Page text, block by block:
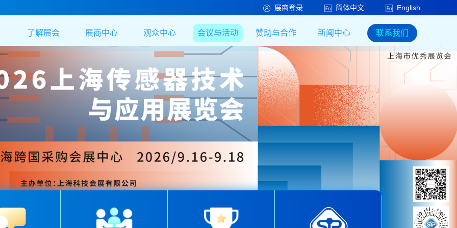
展商登录 简体中文 English
了解展会 展商中心 观众中心 会议与活动 赞助与合作 新闻中心 联系我们